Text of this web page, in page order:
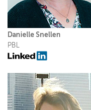
Programmaraad KpVV
Adviesraad KpVV
Strategisch klankbord
Evaluatie governance
Danielle Snellen
PBL